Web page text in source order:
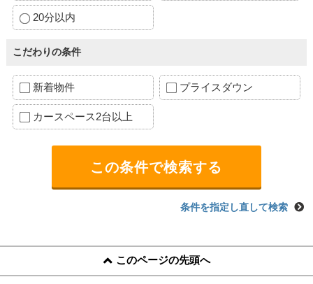
20分以内
こだわりの条件
新着物件 プライスダウン
カースペース2台以上
条件を指定し直して検索
このページの先頭へ